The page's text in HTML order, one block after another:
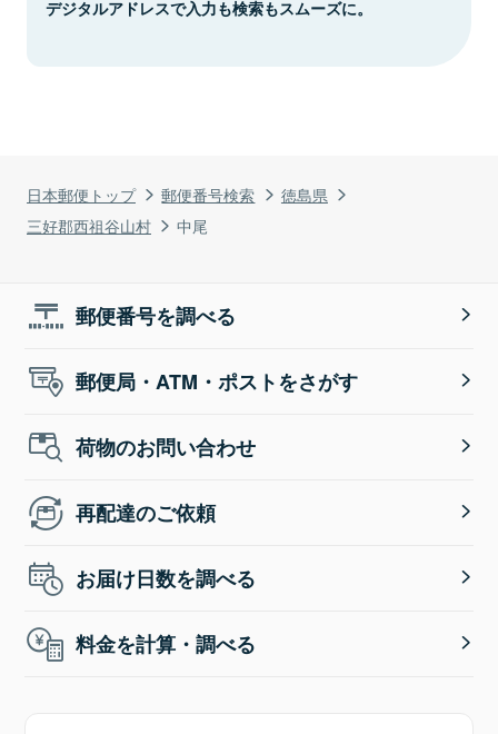
日本郵便トップ 郵便番号検索
徳島県
三好郡西祖谷山村
中尾
デジタルアドレスで入力も検索もスムーズに。
郵便番号を調べる
郵便局・ATM・ポストをさがす
荷物のお問い合わせ
再配達のご依頼
お届け日数を調べる
料金を計算・調べる